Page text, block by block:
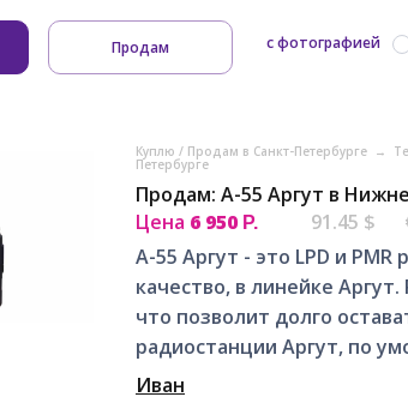
Продам с фотографией
Куплю / Продам в Санкт-Петербурге →
Петербурге
Продам: А-55 Аргут в
Цена 6 950 Р. 91.45 $
А-55 Аргут - это LPD и
качество, в линейке
что позволит долго
радиостанции Аргут, по
Иван